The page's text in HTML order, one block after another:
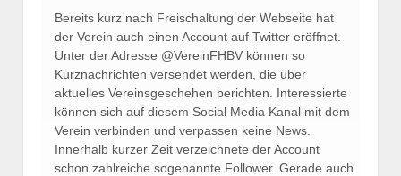
Bereits kurz nach Freischaltung der Webseite hat
der Verein auch einen Account auf Twitter eröffnet.
Unter der Adresse @VereinFHBV können so
Kurznachrichten versendet werden, die über
aktuelles Vereinsgeschehen berichten. Interessierte
können sich auf diesem Social Media Kanal mit dem
Verein verbinden und verpassen keine News.
Innerhalb kurzer Zeit verzeichnete der Account
schon zahlreiche sogenannte Follower. Gerade auch